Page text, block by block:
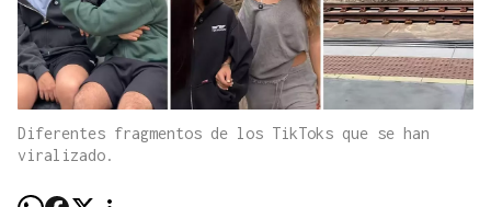
Diferentes fragmentos de los TikToks que se han
viralizado.